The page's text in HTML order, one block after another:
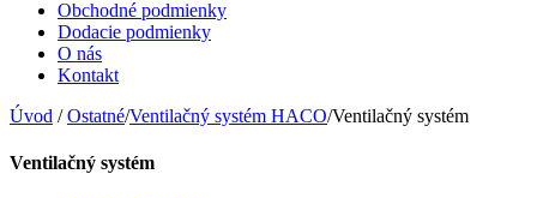
Obchodné podmienky
Dodacie podmienky
O nás
Kontakt
Úvod / Ostatné/Ventilačný systém HACO/Ventilačný systém
Ventilačný systém